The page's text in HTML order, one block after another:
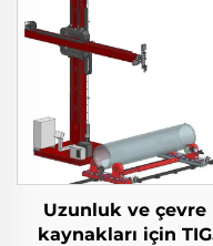
Uzunluk ve çevre
kaynakları için TIG